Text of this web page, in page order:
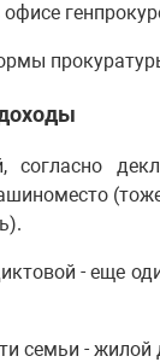
согласно
- еще
семьи -